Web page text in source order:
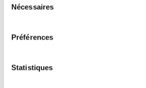
Nécessaires
Préférences
Statistiques